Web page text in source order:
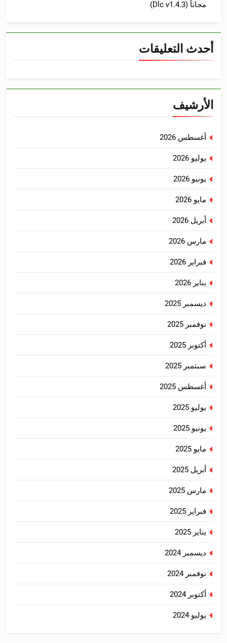
مجاناً (Dlc v1.4.3)
أحدث التعليقات
الأرشيف
أغسطس 2026
يوليو 2026
يونيو 2026
مايو 2026
أبريل 2026
مارس 2026
فبراير 2026
يناير 2026
ديسمبر 2025
نوفمبر 2025
أكتوبر 2025
سبتمبر 2025
أغسطس 2025
يوليو 2025
يونيو 2025
مايو 2025
أبريل 2025
مارس 2025
فبراير 2025
يناير 2025
ديسمبر 2024
نوفمبر 2024
أكتوبر 2024
يوليو 2024